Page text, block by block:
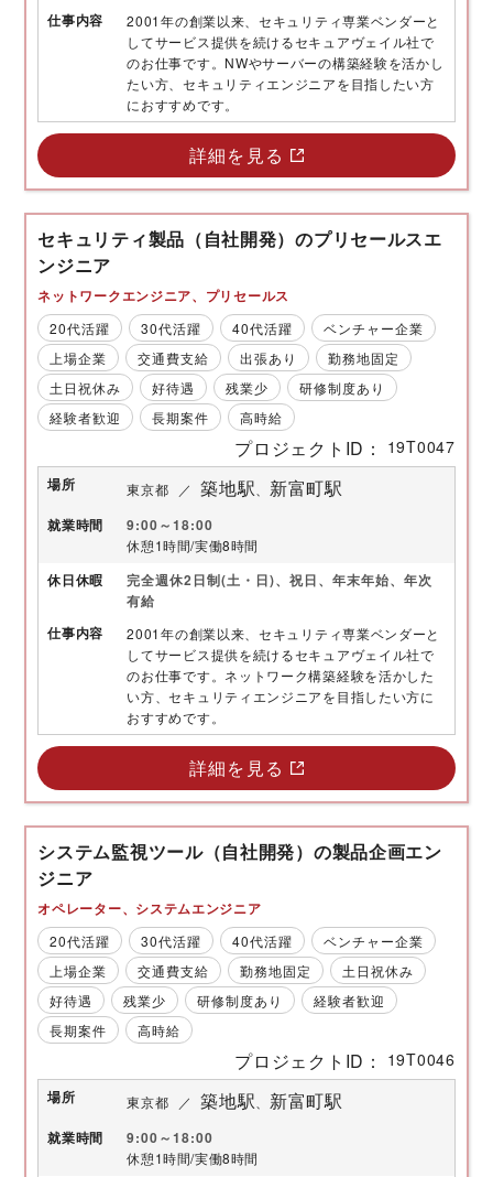
仕事内容
2001年の創業以来、セキュリティ専業ベンダーと
してサービス提供を続けるセキュアヴェイル社で
のお仕事です。NWやサーバーの構築経験を活かし
たい方、セキュリティエンジニアを目指したい方
におすすめです。
詳細を見る
セキュリティ製品（自社開発）のプリセールスエ
ンジニア
ネットワークエンジニア プリセールス
20代活躍 30代活躍 40代活躍
ベンチャー企業
上場企業
交通費支給 出張あり
勤務地固定
土日祝休み
好待遇 残業少
研修制度あり
経験者歓迎
長期案件 高時給
プロジェクトID 19T0047
場所 東京都 築地駅 新富町駅
就業時間 9:00～18:00
休憩1時間/実働8時間
休日休暇
完全週休2日制(土・日)、祝日、年末年始、年次
有給
仕事内容
2001年の創業以来、セキュリティ専業ベンダーと
してサービス提供を続けるセキュアヴェイル社で
のお仕事です。ネットワーク構築経験を活かした
い方、セキュリティエンジニアを目指したい方に
おすすめです。
詳細を見る
システム監視ツール（自社開発）の製品企画エン
ジニア
オペレーター システムエンジニア
20代活躍 30代活躍 40代活躍
ベンチャー企業
上場企業
交通費支給 勤務地固定
土日祝休み
好待遇
残業少 研修制度あり
経験者歓迎
長期案件
高時給
プロジェクトID 19T0046
場所 東京都 築地駅 新富町駅
就業時間 9:00～18:00
休憩1時間/実働8時間